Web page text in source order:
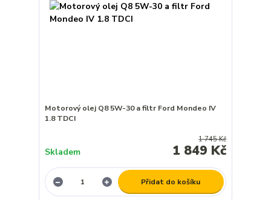
Motorový olej Q8 5W-30 a filtr Ford Mondeo IV
1.8 TDCI
1 745 Kč
1 849 Kč
Skladem
Přidat do košíku